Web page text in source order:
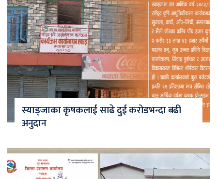
स्याङ्जाका कृषकलाई साढे दुई करोडभन्दा बढी
अनुदान